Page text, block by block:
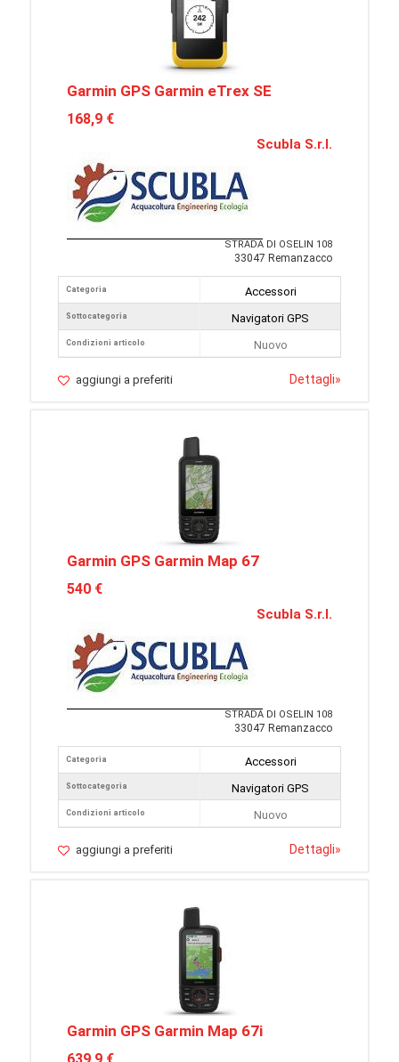
Garmin GPS Garmin eTrex SE
168,9 €
Scubla S.r.l.
STRADA DI OSELIN 108
33047 Remanzacco
Categoria
Sottocategoria
Condizioni articolo
Accessori
Navigatori GPS
Nuovo
aggiungi a preferiti Dettagli»
Garmin GPS Garmin Map 67
540 €
Scubla S.r.l.
STRADA DI OSELIN 108
33047 Remanzacco
Categoria
Sottocategoria
Condizioni articolo
Accessori
Navigatori GPS
Nuovo
aggiungi a preferiti Dettagli»
Garmin GPS Garmin Map 67i